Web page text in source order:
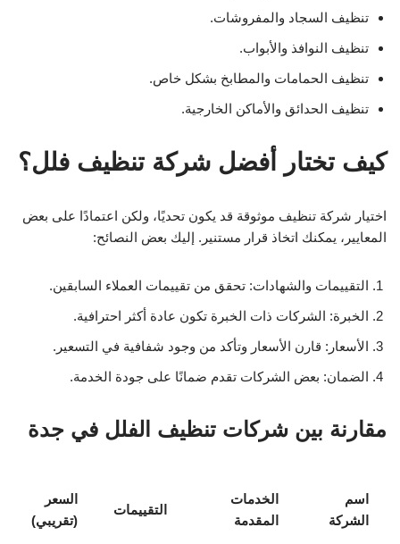
تنظيف السجاد والمفروشات.
تنظيف النوافذ والأبواب.
تنظيف الحمامات والمطابخ بشكل خاص.
تنظيف الحدائق والأماكن الخارجية.
كيف تختار أفضل شركة تنظيف فلل؟
اختيار شركة تنظيف موثوقة قد يكون تحديًا، ولكن اعتمادًا على بعض
المعايير، يمكنك اتخاذ قرار مستنير. إليك بعض النصائح:
التقييمات والشهادات: تحقق من تقييمات العملاء السابقين.
الخبرة: الشركات ذات الخبرة تكون عادة أكثر احترافية.
الأسعار: قارن الأسعار وتأكد من وجود شفافية في التسعير.
الضمان: بعض الشركات تقدم ضمانًا على جودة الخدمة.
مقارنة بين شركات تنظيف الفلل في جدة
اسم
الشركة
الخدمات
المقدمة
التقييمات
السعر
(تقريبي)